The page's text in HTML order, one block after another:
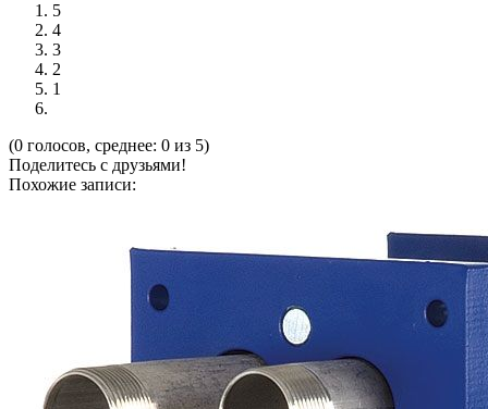
5
4
3
2
1
(0 голосов, среднее: 0 из 5)
Поделитесь с друзьями!
Похожие записи: